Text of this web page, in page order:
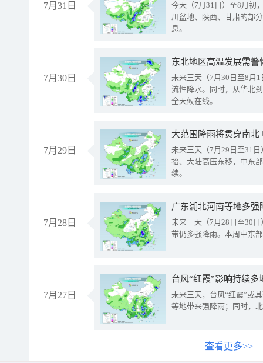
7月31日
今天（7月31日）至8月初
川盆地、陕西、甘肃的部
息。
7月30日
东北地区高温发展需
未来三天（7月30日至8月
流性降水。同时，从华北
全天候在线。
7月29日
大范围降雨将贯穿南
未来三天（7月29日至31
抬、大陆高压东移，中东
续。
7月28日
广东湖北河南等地多
未来三天（7月28日至30
带仍多强降雨。本周中东
7月27日
台风“红霞”影响持续
未来三天，台风“红霞”或
等地带来强降雨；同时，
查看更多>>